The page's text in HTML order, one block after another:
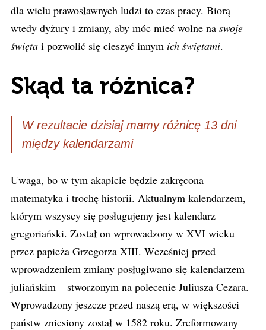
dla wielu prawosławnych ludzi to czas pracy. Biorą
wtedy dyżury i zmiany, aby móc mieć wolne na swoje
święta i pozwolić się cieszyć innym ich świętami.
Skąd ta różnica?
W rezultacie dzisiaj mamy różnicę 13 dni
między kalendarzami
Uwaga, bo w tym akapicie będzie zakręcona
matematyka i trochę historii. Aktualnym kalendarzem,
którym wszyscy się posługujemy jest kalendarz
gregoriański. Został on wprowadzony w XVI wieku
przez papieża Grzegorza XIII. Wcześniej przed
wprowadzeniem zmiany posługiwano się kalendarzem
juliańskim – stworzonym na polecenie Juliusza Cezara.
Wprowadzony jeszcze przed naszą erą, w większości
państw zniesiony został w 1582 roku. Zreformowany